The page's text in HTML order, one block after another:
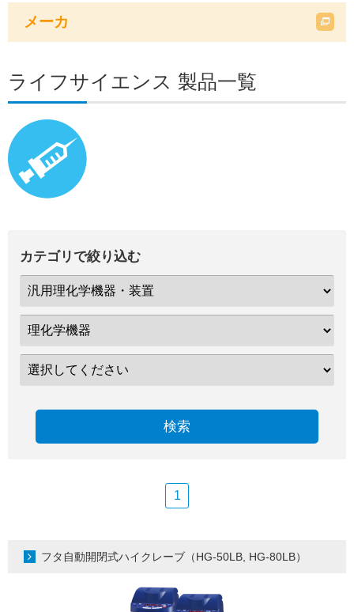
メーカ
ライフサイエンス 製品一覧
カテゴリで絞り込む
検索
1
フタ自動開閉式ハイクレーブ（HG-50LB, HG-80LB）